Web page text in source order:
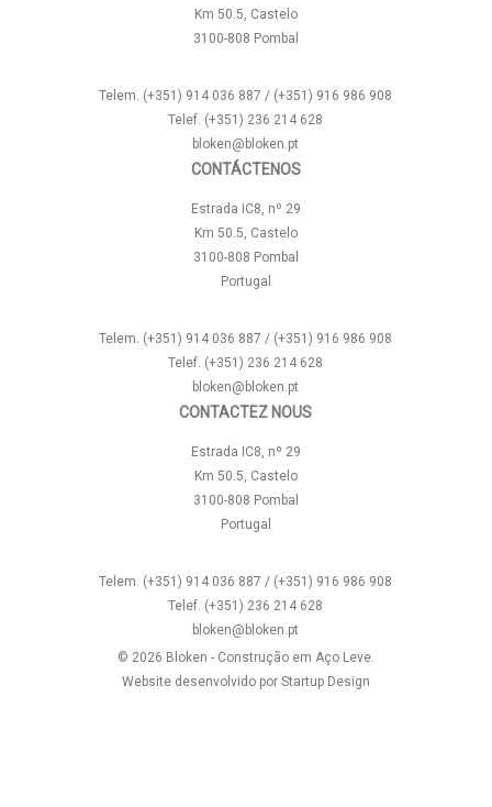
Km 50.5, Castelo
3100-808 Pombal
Telem. (+351) 914 036 887 / (+351) 916 986 908
Telef. (+351) 236 214 628
bloken@bloken.pt
CONTÁCTENOS
Estrada IC8, nº 29
Km 50.5, Castelo
3100-808 Pombal
Portugal
Telem. (+351) 914 036 887 / (+351) 916 986 908
Telef. (+351) 236 214 628
bloken@bloken.pt
CONTACTEZ NOUS
Estrada IC8, nº 29
Km 50.5, Castelo
3100-808 Pombal
Portugal
Telem. (+351) 914 036 887 / (+351) 916 986 908
Telef. (+351) 236 214 628
bloken@bloken.pt
© 2026 Bloken - Construção em Aço Leve.
Website desenvolvido por Startup Design